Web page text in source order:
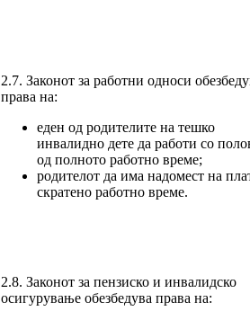
2.7. Законот за работни односи
права на:
еден од родителите на тешко
инвалидно дете да работи со
од полното работно време;
родителот да има надомест на
скратено работно време.
2.8. Законот за пензиско и инвалидско
осигурување обезбедува права на: